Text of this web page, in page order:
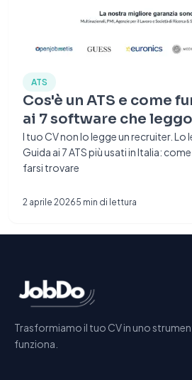
ATS
Cos'è un ATS e come
ai 7 software che
l tuo CV non lo legge un recruiter. Lo
Guida ai 7 ATS più usati in Italia:
farsi trovare
2 aprile 20265 min di lettura
Trasformiamo il tuo CV in uno
funziona.